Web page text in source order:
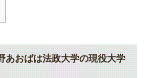
あおばは法政大学の現役大学